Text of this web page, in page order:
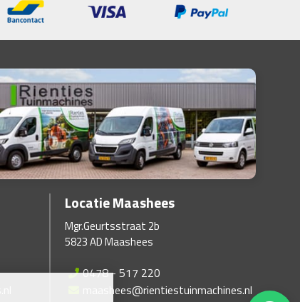
Locatie Maashees
Mgr.Geurtsstraat 2b
5823 AD Maashees
0478 - 517 220
maashees@rientiestuinmachines.nl